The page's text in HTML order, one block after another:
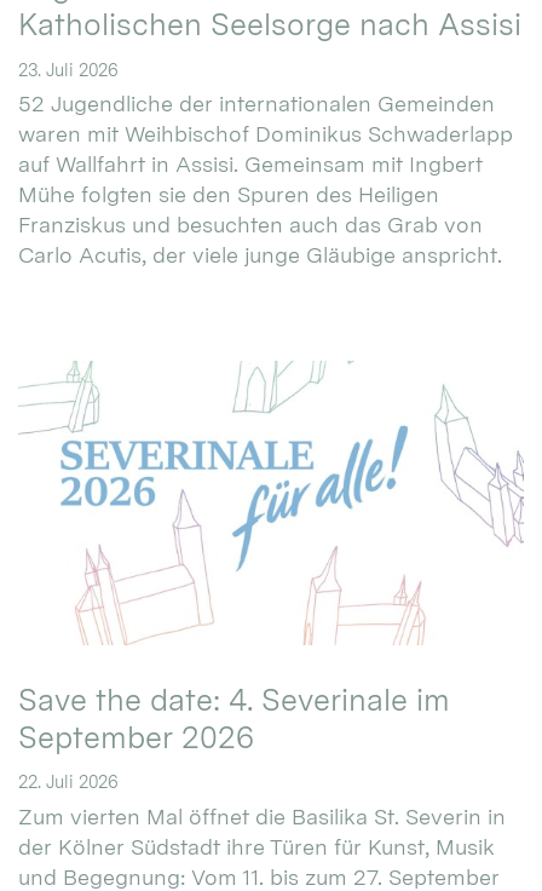
Katholischen Seelsorge nach Assisi
23. Juli 2026
52 Jugendliche der internationalen Gemeinden
waren mit Weihbischof Dominikus Schwaderlapp
auf Wallfahrt in Assisi. Gemeinsam mit Ingbert
Mühe folgten sie den Spuren des Heiligen
Franziskus und besuchten auch das Grab von
Carlo Acutis, der viele junge Gläubige anspricht.
Save the date: 4. Severinale im
September 2026
22. Juli 2026
Zum vierten Mal öffnet die Basilika St. Severin in
der Kölner Südstadt ihre Türen für Kunst, Musik
und Begegnung: Vom 11. bis zum 27. September